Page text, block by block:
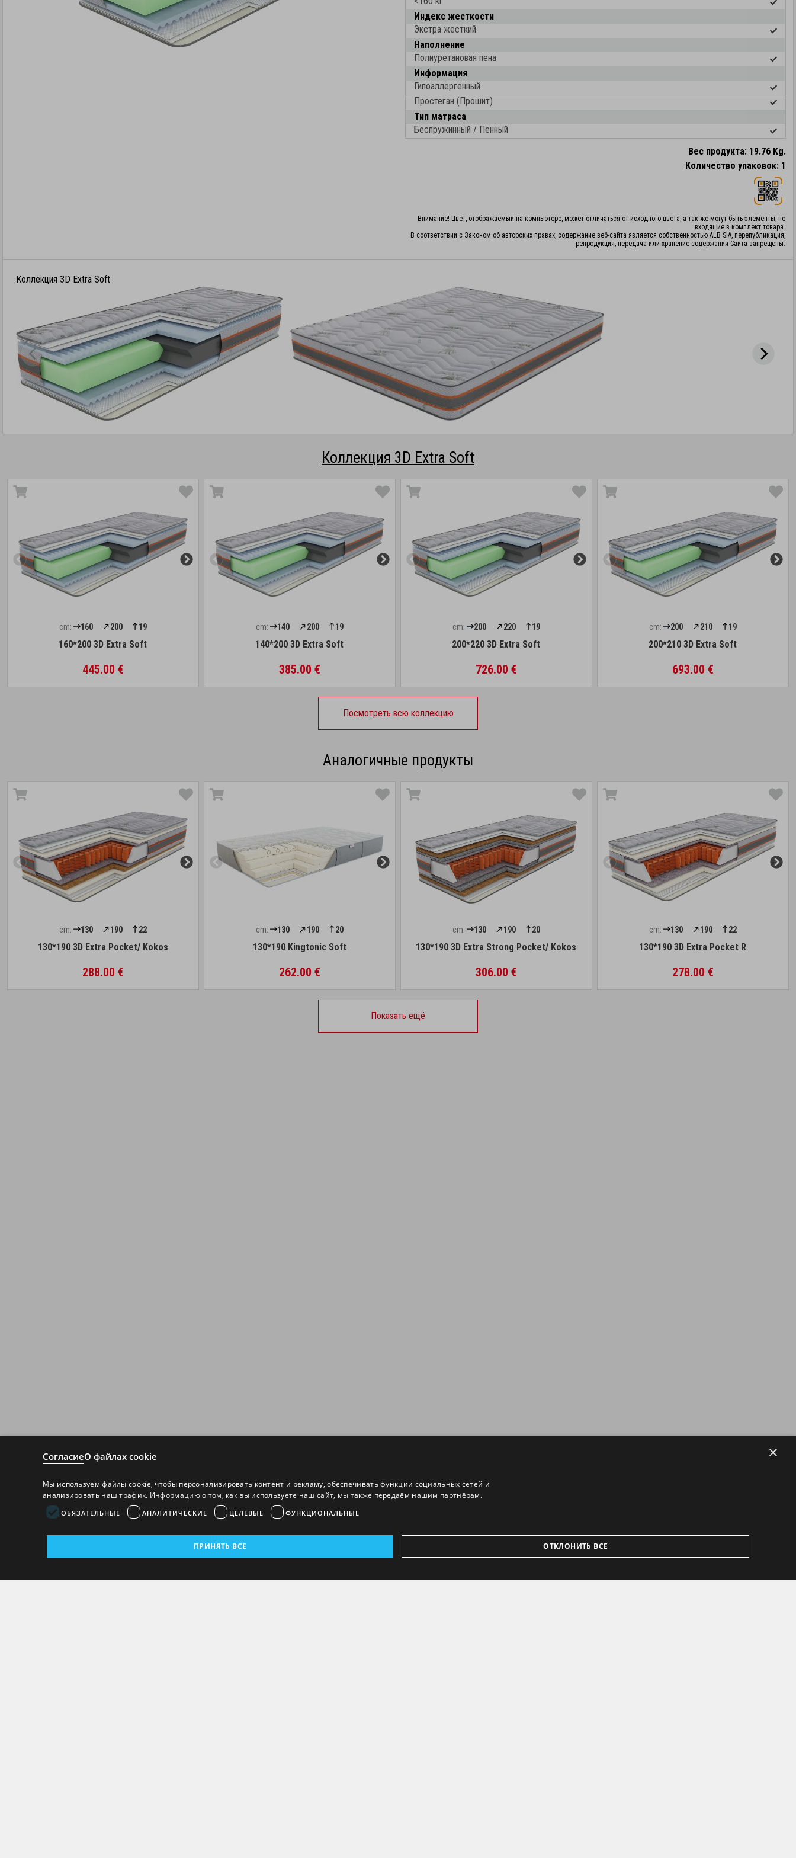
Индекс жесткости
Экстра жесткий
Наполнение
Полиуретановая пена
Информация
Гипоаллергенный
Простеган (Прошит)
Тип матраса
Беспружинный / Пенный
Вес продукта: 19.76 Kg.
Количество упаковок: 1
Внимание! Цвет, отображаемый на компьютере, может отличаться от исходного цвета, а так-же могут быть элементы, не
входящие в комплект товара.
В соответствии с Законом об авторских правах, содержание веб-сайта является собственностью ALB SIA, перепубликация,
репродукция, передача или хранение содержания Сайта запрещены.
Коллекция 3D Extra Soft
Коллекция 3D Extra Soft
cm: 160 200 19
160*200 3D Extra Soft
445.00 €
cm: 140 200 19
140*200 3D Extra Soft
385.00 €
cm: 200 220 19
200*220 3D Extra Soft
726.00 €
cm: 200 210 19
200*210 3D Extra Soft
693.00 €
Посмотреть всю коллекцию
Аналогичные продукты
cm: 130 190 22
130*190 3D Extra Pocket/ Kokos
288.00 €
cm: 130 190 20
130*190 Kingtonic Soft
262.00 €
cm: 130 190 20
130*190 3D Extra Strong Pocket/ Kokos
306.00 €
cm: 130 190 22
130*190 3D Extra Pocket R
278.00 €
Показать ещё
×
СогласиеО файлах cookie
Мы используем файлы cookie, чтобы персонализировать контент и рекламу, обеспечивать функции социальных сетей и
анализировать наш трафик. Информацию о том, как вы используете наш сайт, мы также передаём нашим партнёрам.
ОБЯЗАТЕЛЬНЫЕ АНАЛИТИЧЕСКИЕ ЦЕЛЕВЫЕ ФУНКЦИОНАЛЬНЫЕ
ПРИНЯТЬ ВСЕ ОТКЛОНИТЬ ВСЕ